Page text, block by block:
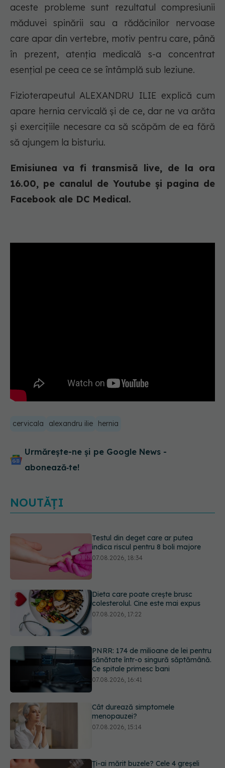
aceste probleme sunt rezultatul compresiunii
măduvei spinării sau a rădăcinilor nervoase
care apar din vertebre, motiv pentru care, până
în prezent, atenția medicală s-a concentrat
esențial pe ceea ce se întâmplă sub leziune.
Fizioterapeutul ALEXANDRU ILIE explică cum
apare hernia cervicală și de ce, dar ne va arăta
și exercițiile necesare ca să scăpăm de ea fără
să ajungem la bisturiu.
Emisiunea va fi transmisă live, de la ora
16.00, pe canalul de Youtube și pagina de
Facebook ale DC Medical.
cervicala alexandru ilie hernia
Urmărește-ne și pe Google News -
abonează‑te!
NOUTĂȚI
Dieta care poate crește brusc
colesterolul. Cine este mai expus
07.08.2026, 17:22
PNRR: 174 de milioane de lei pentru
sănătate într-o singură săptămână.
Ce spitale primesc bani
Cât durează simptomele
menopauzei?
07.08.2026, 15:14
Ți-ai mărit buzele? Cele 4 greșeli
care pot strica rezultatul după
injectarea cu acid hialuronic
Testul din deget care ar putea
URMĂREȘTE-NE ȘI PE: